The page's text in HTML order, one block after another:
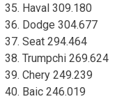
35. Haval 309.180
36. Dodge 304.677
37. Seat 294.464
38. Trumpchi 269.624
39. Chery 249.239
40. Baic 246.019